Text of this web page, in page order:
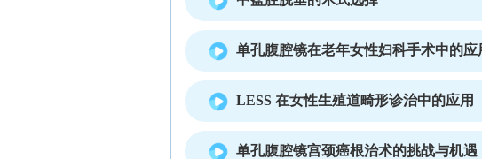
单孔腹腔镜在老年女性妇科手术中的应
LESS 在女性生殖道畸形诊治中的应用
单孔腹腔镜宫颈癌根治术的挑战与机遇